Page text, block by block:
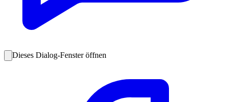
Dieses Dialog-Fenster öffnen